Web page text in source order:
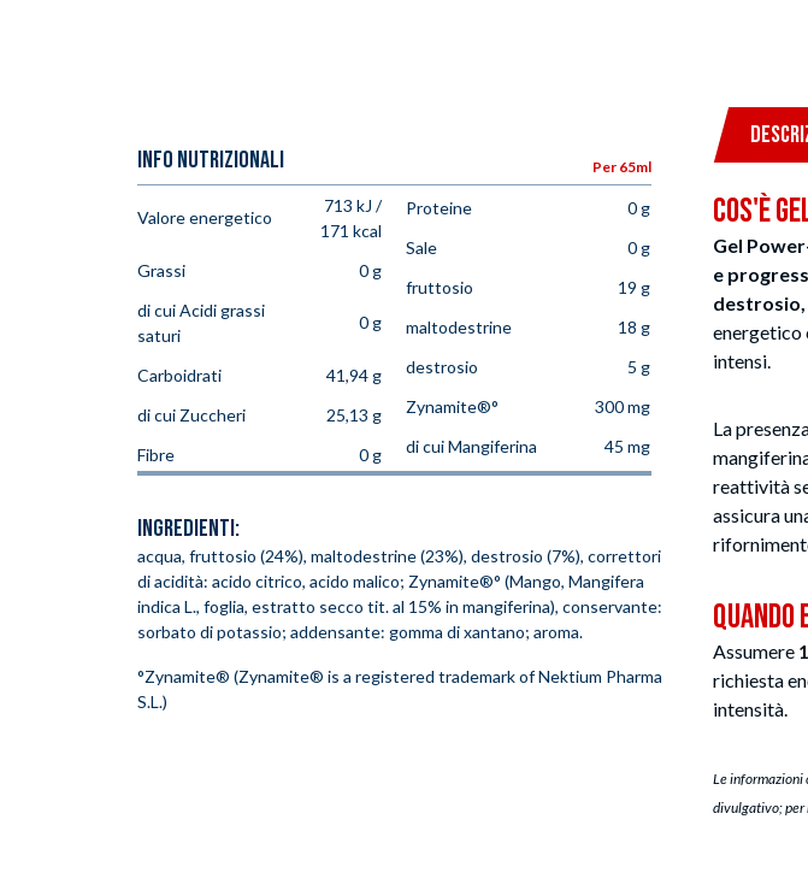
INFO NUTRIZIONALI Per 65ml
Valore energetico
713 kJ /
171 kcal
Grassi
0 g
di cui Acidi grassi
saturi
0 g
Carboidrati
41,94 g
di cui Zuccheri
25,13 g
Fibre
0 g
Proteine
0 g
Sale
0 g
fruttosio
19 g
maltodestrine
18 g
destrosio
5 g
Zynamite®°
300 mg
di cui Mangiferina
45 mg
INGREDIENTI:
acqua, fruttosio (24%), maltodestrine (23%), destrosio (7%), correttori
di acidità: acido citrico, acido malico; Zynamite®° (Mango, Mangifera
indica L., foglia, estratto secco tit. al 15% in mangiferina), conservante:
sorbato di potassio; addensante: gomma di xantano; aroma.
°Zynamite® (Zynamite® is a registered trademark of Nektium Pharma
S.L.)
Cos'è
Gel
e
energetico
intensi.
La
reattività
assicura
Assumere
richiesta
intensità.
Le informazioni
divulgativo; per